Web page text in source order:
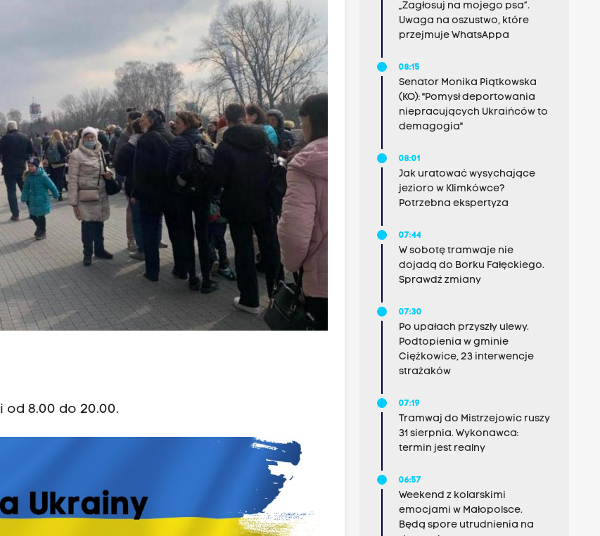
od 8.00 do 20.00.
„Zagłosuj na mojego psa”.
Uwaga na oszustwo, które
przejmuje WhatsAppa
08:15
Senator Monika Piątkowska
(KO): "Pomysł deportowania
niepracujących Ukraińców to
demagogia"
08:01
Jak uratować wysychające
jezioro w Klimkówce?
Potrzebna ekspertyza
07:44
W sobotę tramwaje nie
dojadą do Borku Fałęckiego.
Sprawdź zmiany
07:30
Po upałach przyszły ulewy.
Podtopienia w gminie
Ciężkowice, 23 interwencje
strażaków
07:19
Tramwaj do Mistrzejowic ruszy
31 sierpnia. Wykonawca:
termin jest realny
06:57
Weekend z kolarskimi
emocjami w Małopolsce.
Będą spore utrudnienia na